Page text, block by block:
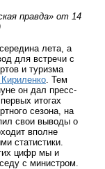
правда» от 14
лета, а
для встречи с
и туризма
. Тем
он дал пресс-
итогах
сезона, на
свои выводы о
вполне
статистики.
цифр мы и
с министром.